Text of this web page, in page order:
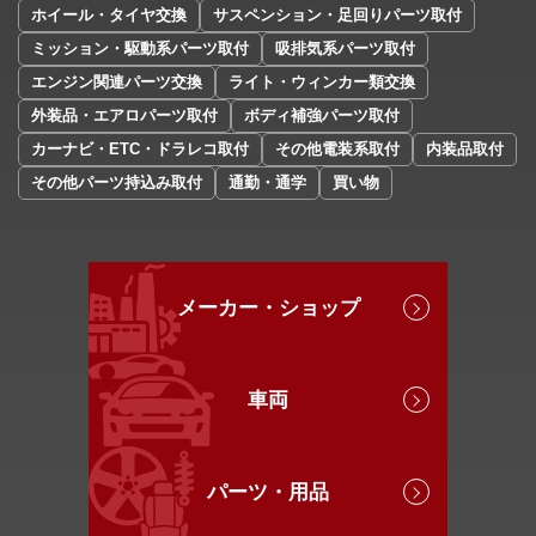
ホイール・タイヤ交換
サスペンション・足回りパーツ取付
ミッション・駆動系パーツ取付
吸排気系パーツ取付
エンジン関連パーツ交換
ライト・ウィンカー類交換
外装品・エアロパーツ取付
ボディ補強パーツ取付
カーナビ・ETC・ドラレコ取付
その他電装系取付
内装品取付
その他パーツ持込み取付
通勤・通学 買い物
メーカー・ショップ
車両
パーツ・用品